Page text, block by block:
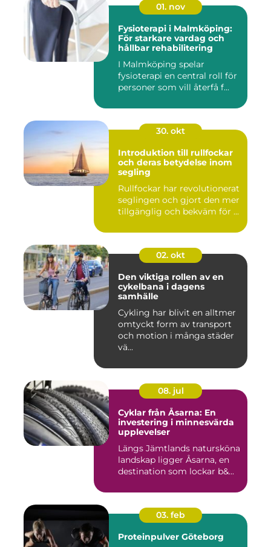
01. nov
Fysioterapi i Malmköping:
För starkare vardag och
hållbar rehabilitering
I Malmköping spelar
fysioterapi en central roll för
personer som vill återfå f...
30. okt
Introduktion till rullfockar
och deras betydelse inom
segling
Rullfockar har revolutionerat
seglingen och gjort den mer
tillgänglig och bekväm för ...
02. okt
Den viktiga rollen av en
cykelbana i dagens
samhälle
Cykling har blivit en alltmer
omtyckt form av transport
och motion i många städer
vä...
08. jul
Cyklar från Åsarna: En
investering i minnesvärda
upplevelser
Längs Jämtlands natursköna
landskap ligger Åsarna, en
destination som lockar b&...
03. feb
Proteinpulver Göteborg